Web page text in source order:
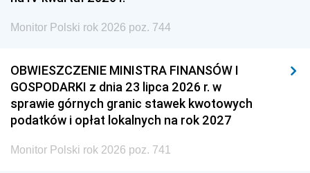
Monitor Polski rok 2026 poz. 744
OBWIESZCZENIE MINISTRA FINANSÓW I
GOSPODARKI z dnia 23 lipca 2026 r. w
sprawie górnych granic stawek kwotowych
podatków i opłat lokalnych na rok 2027
Monitor Polski rok 2026 poz. 741